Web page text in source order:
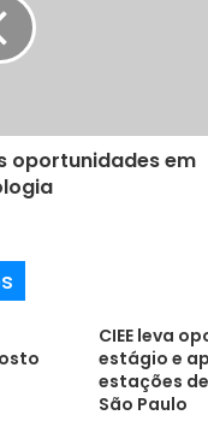
oportunidades em
CIEE leva
estágio e
estações
São Paulo